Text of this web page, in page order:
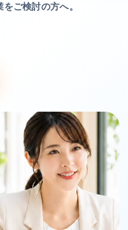
ご検討の方へ。